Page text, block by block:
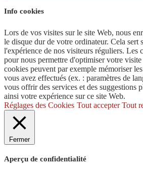
Info cookies
Lors de vos visites sur le site Web, nous
le disque dur de votre ordinateur. Cela sert
l'expérience de nos visiteurs réguliers. Les
pour nous permettre d'optimiser votre
cookies peuvent par exemple mémoriser
vous avez effectués (ex. : paramètres de
vous offrir des services et des suggestions
ainsi votre expérience sur ce site Web.
Réglages des Cookies Tout accepter Tout
Fermer
Aperçu de confidentialité